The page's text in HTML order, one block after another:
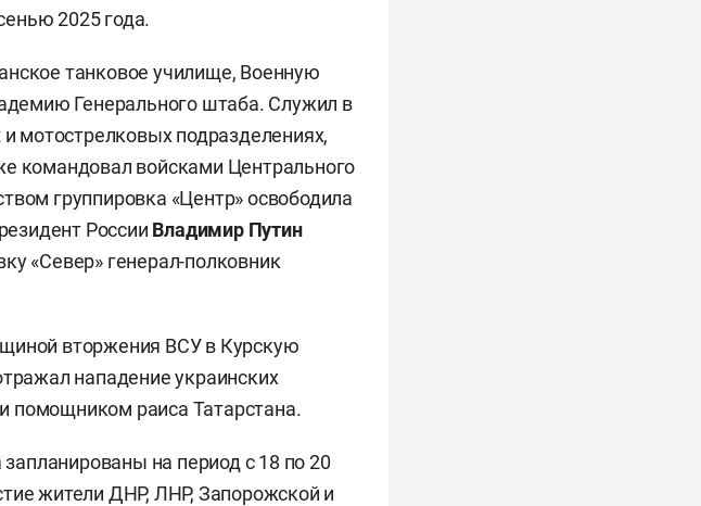
2025 года.
танковое училище, Военную
Генерального штаба. Служил в
мотострелковых подразделениях,
командовал войсками Центрального
группировка «Центр» освободила
России Владимир Путин
«Север» генерал-полковник
вторжения ВСУ в Курскую
нападение украинских
помощником раиса Татарстана.
на период с 18 по 20
жители ДНР, ЛНР, Запорожской и